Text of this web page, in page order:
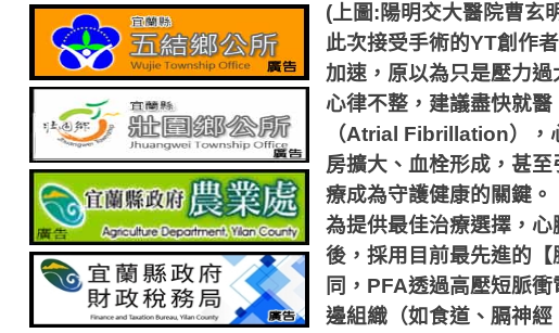
(上圖:陽明交大醫院曹玄
此次接受手術的YT創作者
加速，原以為只是壓力
心律不整，建議盡快就
（Atrial Fibrillation），
房擴大、血栓形成，甚
療成為守護健康的關鍵。
為提供最佳治療選擇，
後，採用目前最先進的
同， PFA透過高壓短脈衝
邊組織（如食道、膈神